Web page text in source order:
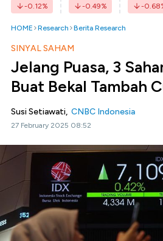
-0.12% -0.49% -0.68
HOME Research Berita Research
SINYAL SAHAM
Jelang Puasa, 3
Buat Bekal Tambah
Susi Setiawati, CNBC Indonesia
27 February 2025 08:52